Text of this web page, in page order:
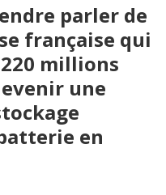
parler de
française qui
millions
une
en